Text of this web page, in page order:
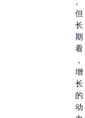
但
长
期
看
，
增
长
的
动